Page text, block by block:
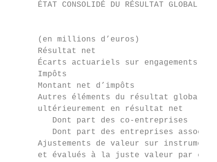
      ÉTAT CONSOLIDÉ DU RÉSULTAT GLOBAL
(en millions d’euros)
Résultat net
Écarts actuariels sur engagements
Impôts
Montant net d’impôts
Autres éléments du résultat global
ultérieurement en résultat net
Dont part des co-entreprises
Dont part des entreprises
Ajustements de valeur sur
et évalués à la juste valeur par